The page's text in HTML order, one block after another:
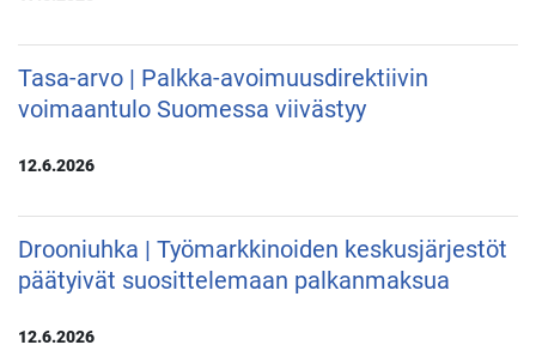
Tasa-arvo | Palkka-avoimuusdirektiivin
voimaantulo Suomessa viivästyy
12.6.2026
Drooniuhka | Työmarkkinoiden keskusjärjestöt
päätyivät suosittelemaan palkanmaksua
12.6.2026